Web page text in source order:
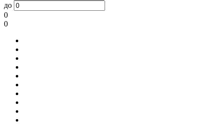
до
0
0